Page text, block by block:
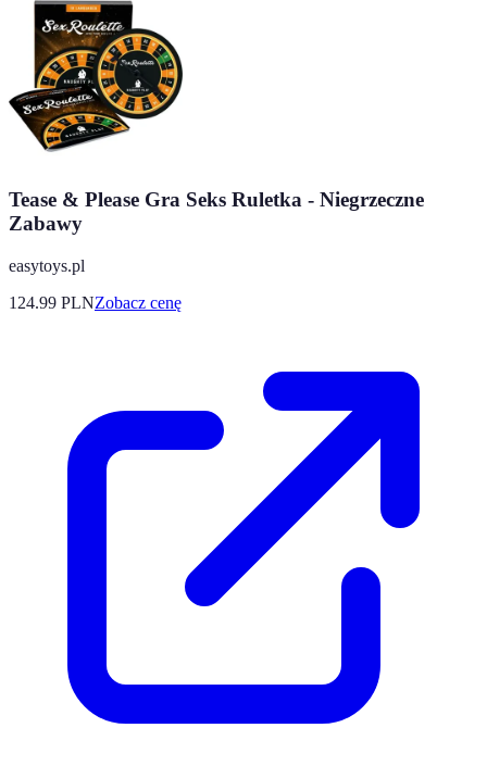
Tease & Please Gra Seks Ruletka - Niegrzeczne
Zabawy
easytoys.pl
124.99 PLNZobacz cenę